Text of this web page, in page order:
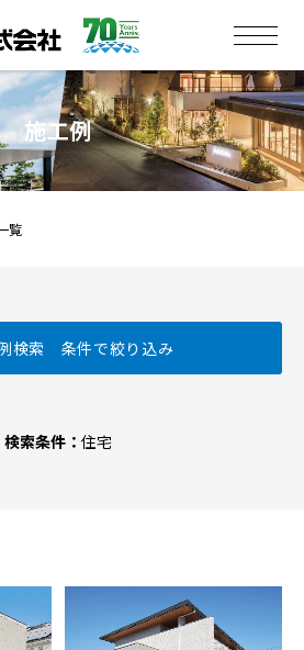
施工例
覧
検索 条件で絞り込み
検索条件： 住宅